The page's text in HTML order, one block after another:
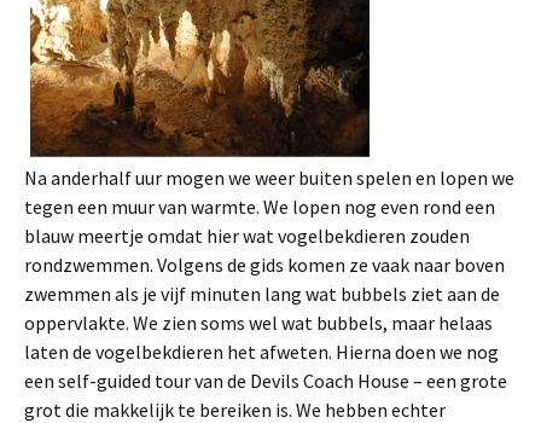
Na anderhalf uur mogen we weer buiten spelen en lopen we
tegen een muur van warmte. We lopen nog even rond een
blauw meertje omdat hier wat vogelbekdieren zouden
rondzwemmen. Volgens de gids komen ze vaak naar boven
zwemmen als je vijf minuten lang wat bubbels ziet aan de
oppervlakte. We zien soms wel wat bubbels, maar helaas
laten de vogelbekdieren het afweten. Hierna doen we nog
een self-guided tour van de Devils Coach House – een grote
grot die makkelijk te bereiken is. We hebben echter